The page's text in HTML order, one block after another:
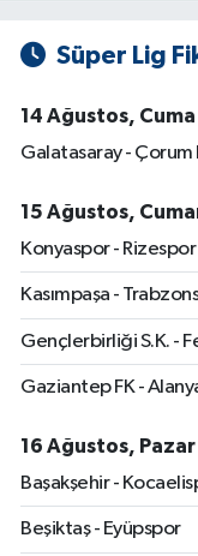
Süper Lig
14 Ağustos, Cuma
Galatasaray - Çorum
15 Ağustos,
Konyaspor - Rizespor
Kasımpaşa -
Gençlerbirliği S.K. -
Gaziantep FK -
16 Ağustos, Pazar
Başakşehir -
Beşiktaş - Eyüpspor